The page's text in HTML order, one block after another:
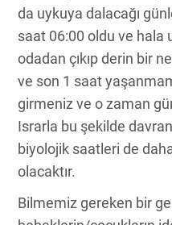
da uykuya dalacağı
saat 06:00 oldu ve hala
odadan çıkıp derin bir
ve son 1 saat
girmeniz ve o zaman
Israrla bu şekilde
biyolojik saatleri de
olacaktır.
Bilmemiz gereken bir